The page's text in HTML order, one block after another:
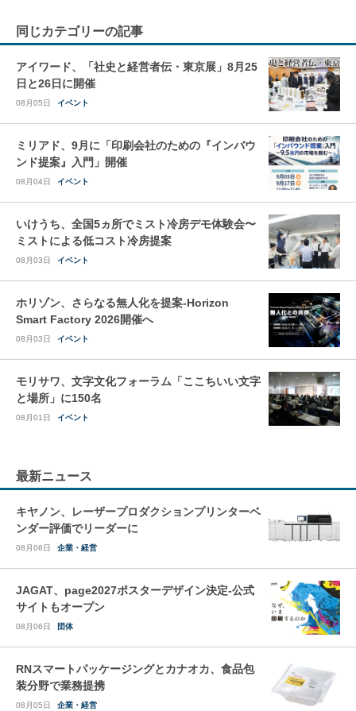
同じカテゴリーの記事
アイワード、「社史と経営者伝・東京展」8月25
日と26日に開催
08月05日 イベント
ミリアド、9月に「印刷会社のための『インバウ
ンド提案』入門」開催
08月04日 イベント
いけうち、全国5ヵ所でミスト冷房デモ体験会〜
ミストによる低コスト冷房提案
08月03日 イベント
ホリゾン、さらなる無人化を提案-Horizon
Smart Factory 2026開催へ
08月03日 イベント
モリサワ、文字文化フォーラム「ここちいい文字
と場所」に150名
08月01日 イベント
最新ニュース
キヤノン、レーザープロダクションプリンターベ
ンダー評価でリーダーに
08月06日 企業・経営
JAGAT、page2027ポスターデザイン決定-公式
サイトもオープン
08月06日 団体
RNスマートパッケージングとカナオカ、食品包
装分野で業務提携
08月05日 企業・経営